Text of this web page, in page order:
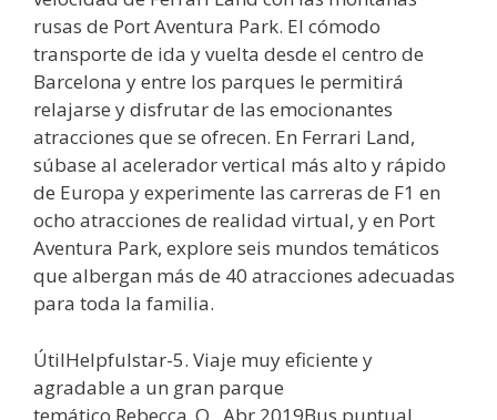
rusas de Port Aventura Park. El cómodo
transporte de ida y vuelta desde el centro de
Barcelona y entre los parques le permitirá
relajarse y disfrutar de las emocionantes
atracciones que se ofrecen. En Ferrari Land,
súbase al acelerador vertical más alto y rápido
de Europa y experimente las carreras de F1 en
ocho atracciones de realidad virtual, y en Port
Aventura Park, explore seis mundos temáticos
que albergan más de 40 atracciones adecuadas
para toda la familia.
ÚtilHelpfulstar-5. Viaje muy eficiente y
agradable a un gran parque
temático.Rebecca_O , Abr 2019Bus puntual,